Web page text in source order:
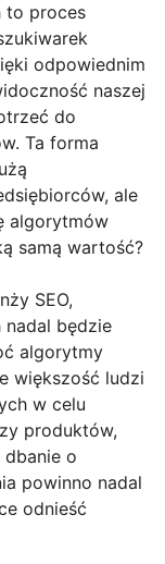
to proces
odpowiednim
naszej
do
Ta forma
ale
algorytmów
samą wartość?
SEO,
będzie
algorytmy
większość ludzi
w celu
produktów,
o
powinno nadal
odnieść